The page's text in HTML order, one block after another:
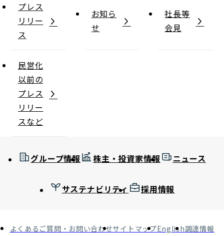
プレス
リリー
ス
お知ら
せ
社長等
会見
民営化
以前の
プレス
リリー
スなど
グループ情報 株主・投資家情報 ニュース
サステナビリティ 採用情報
よくあるご質問・お問い合わせサイトマップEnglish調達情報